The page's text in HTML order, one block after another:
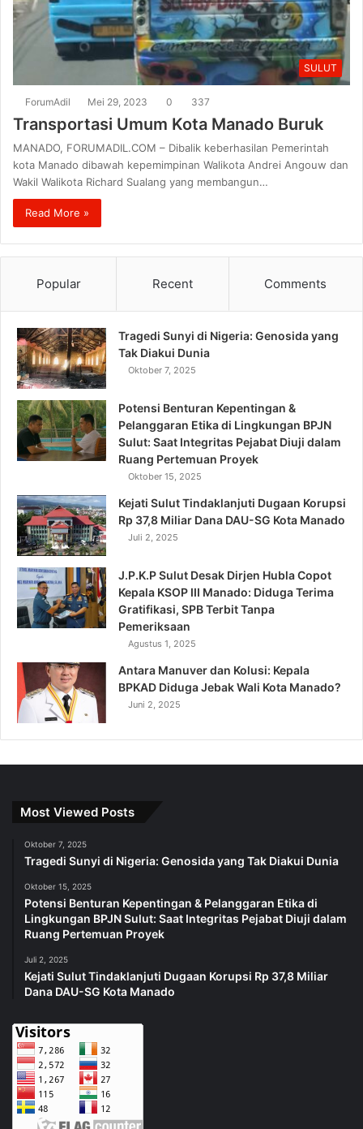
SULUT
ForumAdil Mei 29, 2023 0 337
Transportasi Umum Kota Manado Buruk
MANADO, FORUMADIL.COM – Dibalik keberhasilan Pemerintah
kota Manado dibawah kepemimpinan Walikota Andrei Angouw dan
Wakil Walikota Richard Sualang yang membangun…
Read More »
Popular Recent Comments
Tragedi Sunyi di Nigeria: Genosida yang
Tak Diakui Dunia
Oktober 7, 2025
Potensi Benturan Kepentingan &
Pelanggaran Etika di Lingkungan BPJN
Sulut: Saat Integritas Pejabat Diuji dalam
Ruang Pertemuan Proyek
Oktober 15, 2025
Kejati Sulut Tindaklanjuti Dugaan Korupsi
Rp 37,8 Miliar Dana DAU-SG Kota Manado
Juli 2, 2025
J.P.K.P Sulut Desak Dirjen Hubla Copot
Kepala KSOP III Manado: Diduga Terima
Gratifikasi, SPB Terbit Tanpa
Pemeriksaan
Agustus 1, 2025
Antara Manuver dan Kolusi: Kepala
BPKAD Diduga Jebak Wali Kota Manado?
Juni 2, 2025
Most Viewed Posts
Oktober 7, 2025
Tragedi Sunyi di Nigeria: Genosida yang Tak Diakui Dunia
Oktober 15, 2025
Potensi Benturan Kepentingan & Pelanggaran Etika di
Lingkungan BPJN Sulut: Saat Integritas Pejabat Diuji dalam
Ruang Pertemuan Proyek
Juli 2, 2025
Kejati Sulut Tindaklanjuti Dugaan Korupsi Rp 37,8 Miliar
Dana DAU-SG Kota Manado